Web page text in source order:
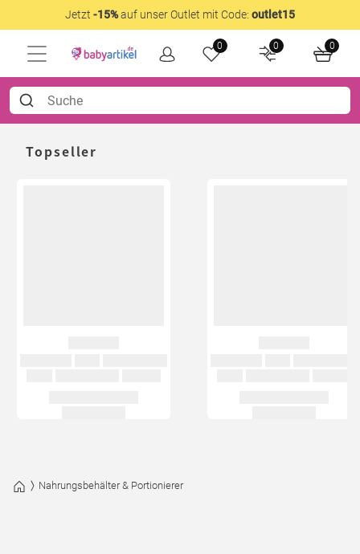
Jetzt -15%auf unser Outlet mit Code: outlet15
0 0 0
Topseller
Nahrungsbehälter & Portionierer